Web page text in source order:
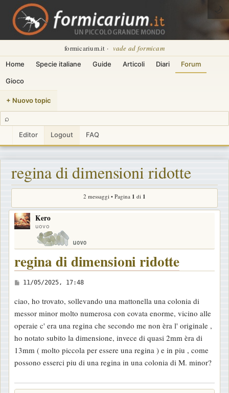
formicarium.it · vade ad formicam
Home Specie italiane Guide Articoli Diari Forum
Gioco
+ Nuovo topic
⌕
Editor Logout FAQ
🌙
regina di dimensioni ridotte
2 messaggi • Pagina 1 di 1
Kero
uovo
regina di dimensioni ridotte
M
s
s
a
g
g
i
11/05/2025, 17:48
ciao, ho trovato, sollevando una mattonella una colonia di
messor minor molto numerosa con covata enorme, vicino alle
operaie c' era una regina che secondo me non èra l' originale ,
ho notato subito la dimensione, invece di quasi 2mm èra di
13mm ( molto piccola per essere una regina ) e in piu , come
possono esserci piu di una regina in una colonia di M. minor?